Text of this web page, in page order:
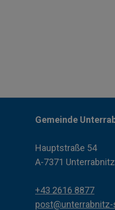
Gemeinde
Hauptstraße 54
A-7371 Unterrabnitz
+43 2616 8877